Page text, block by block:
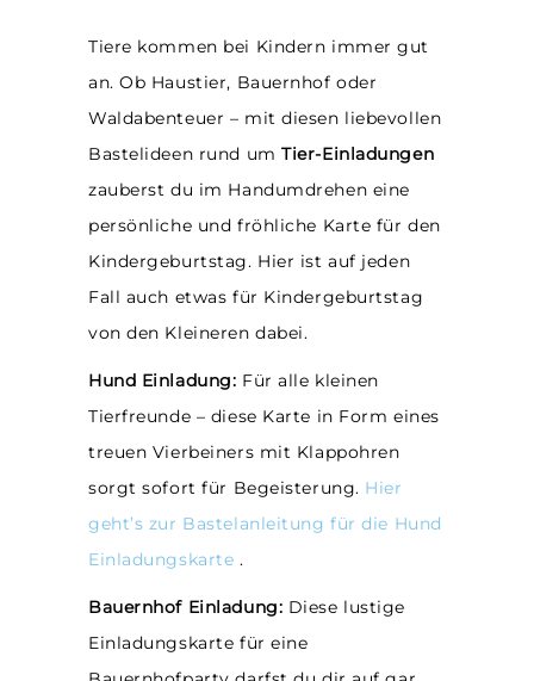
Tiere kommen bei Kindern immer gut
an. Ob Haustier, Bauernhof oder
Waldabenteuer – mit diesen liebevollen
Bastelideen rund umTier-Einladungen
zauberst du im Handumdrehen eine
persönliche und fröhliche Karte für den
Kindergeburtstag. Hier ist auf jeden
Fall auch etwas für Kindergeburtstag
von den Kleineren dabei.
Hund Einladung: Für alle kleinen
Tierfreunde – diese Karte in Form eines
treuen Vierbeiners mit Klappohren
sorgt sofort für Begeisterung. Hier
geht’s zur Bastelanleitung für die Hund
Einladungskarte .
Bauernhof Einladung: Diese lustige
Einladungskarte für eine